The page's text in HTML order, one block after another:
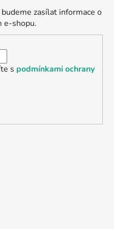
zasílat informace o
e-shopu.
s podmínkami ochrany